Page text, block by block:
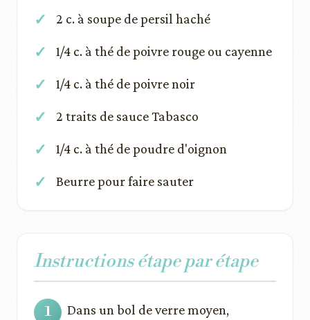
2 c. à soupe de persil haché
1/4 c. à thé de poivre rouge ou cayenne
1/4 c. à thé de poivre noir
2 traits de sauce Tabasco
1/4 c. à thé de poudre d'oignon
Beurre pour faire sauter
Instructions étape par étape
Dans un bol de verre moyen,